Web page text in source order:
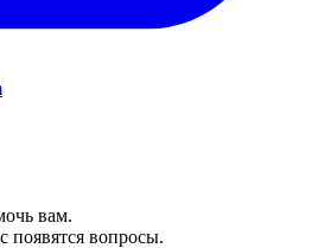
вам.
появятся вопросы.